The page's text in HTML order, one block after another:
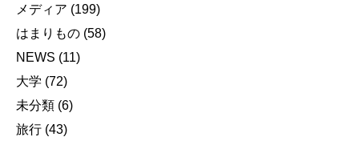
メディア (199)
はまりもの (58)
NEWS (11)
大学 (72)
未分類 (6)
旅行 (43)